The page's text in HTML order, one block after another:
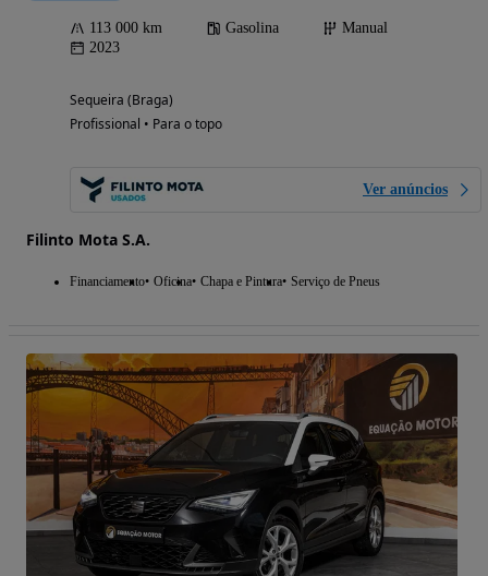
113 000 km Gasolina
Manual
2023
Sequeira (Braga)
Profissional • Para o topo
Ver anúncios
Filinto Mota S.A.
Financiamento Oficina Chapa e Pintura Serviço de Pneus